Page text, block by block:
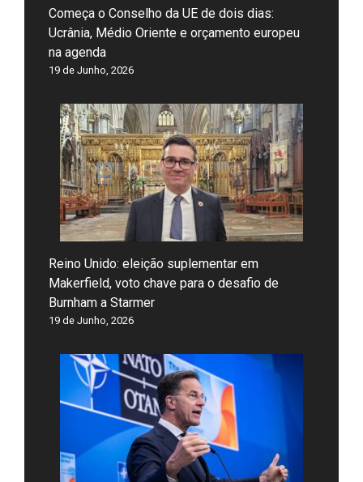
Começa o Conselho da UE de dois dias:
Ucrânia, Médio Oriente e orçamento europeu
na agenda
19 de Junho, 2026
Reino Unido: eleição suplementar em
Makerfield, voto chave para o desafio de
Burnham a Starmer
19 de Junho, 2026